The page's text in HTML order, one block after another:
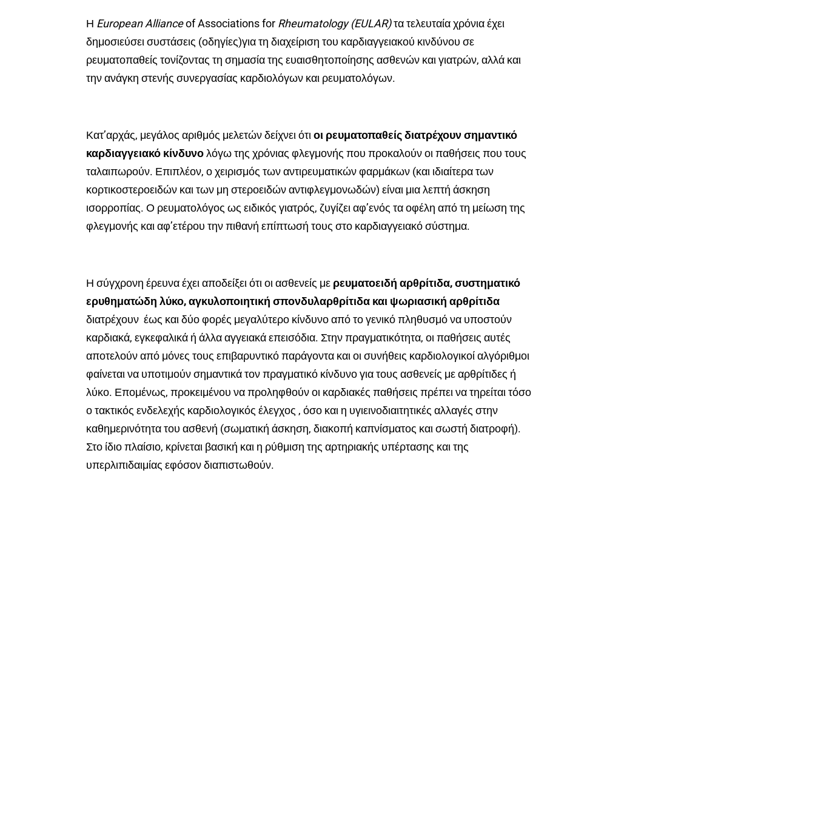
Η European Allianceof Associations for Rheumatology(EULAR)τα τελευταία χρόνια έχει
δημοσιεύσει συστάσεις (οδηγίες)για τη διαχείριση του καρδιαγγειακού κινδύνου σε
ρευματοπαθείς τονίζοντας τη σημασία της ευαισθητοποίησης ασθενών και γιατρών, αλλά και
την ανάγκη στενής συνεργασίας καρδιολόγων και ρευματολόγων.
Κατ’αρχάς, μεγάλος αριθμός μελετών δείχνει ότι οι ρευματοπαθείς διατρέχουν σημαντικό
καρδιαγγειακό κίνδυνολόγω της χρόνιας φλεγμονής που προκαλούν οι παθήσεις που τους
ταλαιπωρούν. Επιπλέον, ο χειρισμός των αντιρευματικών φαρμάκων (και ιδιαίτερα των
κορτικοστεροειδών και των μη στεροειδών αντιφλεγμονωδών) είναι μια λεπτή άσκηση
ισορροπίας. Ο ρευματολόγος ως ειδικός γιατρός, ζυγίζει αφ’ενός τα οφέλη από τη μείωση της
φλεγμονής και αφ’ετέρου την πιθανή επίπτωσή τους στο καρδιαγγειακό σύστημα.
Η σύγχρονη έρευνα έχει αποδείξει ότι οι ασθενείς με ρευματοειδή αρθρίτιδα, συστηματικό
ερυθηματώδη λύκο, αγκυλοποιητική σπονδυλαρθρίτιδα και ψωριασική αρθρίτιδα
διατρέχουν έως και δύο φορές μεγαλύτερο κίνδυνο από το γενικό πληθυσμό να υποστούν
καρδιακά, εγκεφαλικά ή άλλα αγγειακά επεισόδια. Στην πραγματικότητα, οι παθήσεις αυτές
αποτελούν από μόνες τους επιβαρυντικό παράγοντα και οι συνήθεις καρδιολογικοί αλγόριθμοι
φαίνεται να υποτιμούν σημαντικά τον πραγματικό κίνδυνο για τους ασθενείς με αρθρίτιδες ή
λύκο. Επομένως, προκειμένου να προληφθούν οι καρδιακές παθήσεις πρέπει να τηρείται τόσο
ο τακτικός ενδελεχής καρδιολογικός έλεγχος , όσο και η υγιεινοδιαιτητικές αλλαγές στην
καθημερινότητα του ασθενή (σωματική άσκηση, διακοπή καπνίσματος και σωστή διατροφή).
Στο ίδιο πλαίσιο, κρίνεται βασική και η ρύθμιση της αρτηριακής υπέρτασης και της
υπερλιπιδαιμίας εφόσον διαπιστωθούν.